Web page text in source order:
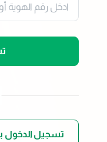
تسجيل الدخول